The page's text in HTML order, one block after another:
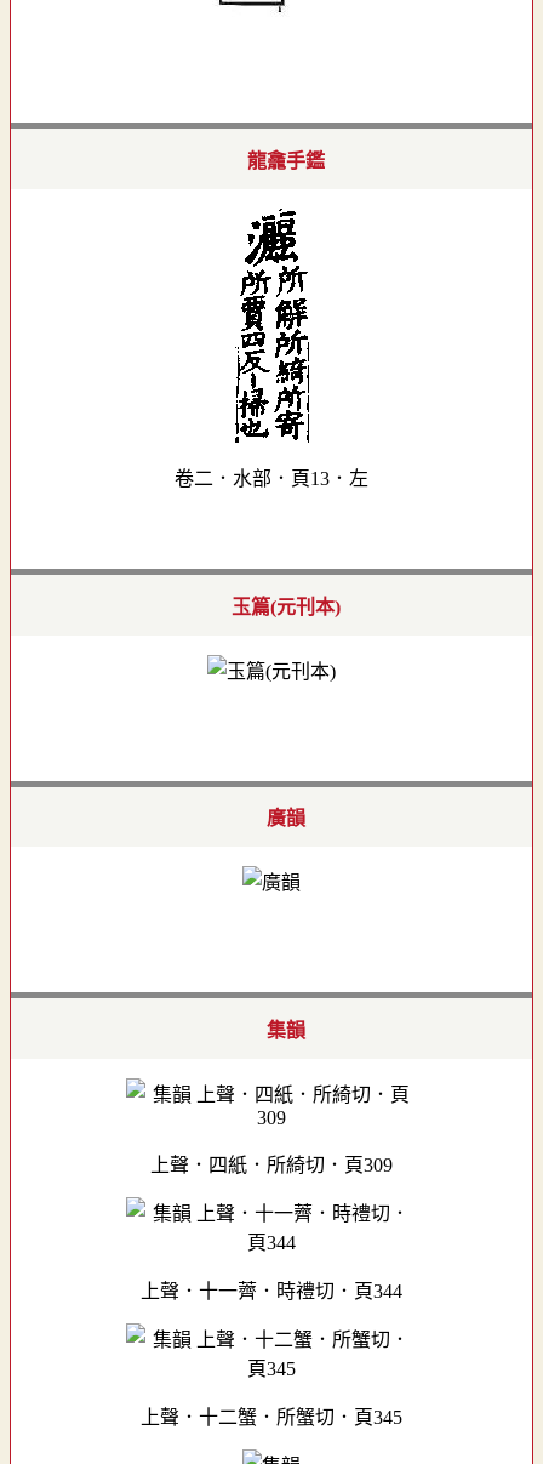
龍龕手鑑
卷二．水部．頁13．左
玉篇(元刊本)
廣韻
集韻
上聲．四紙．所綺切．頁309
上聲．十一薺．時禮切．頁344
上聲．十二蟹．所蟹切．頁345